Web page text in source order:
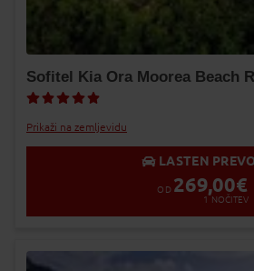
Sofitel Kia Ora Moorea Beach
Prikaži na zemljevidu
LASTEN
OD 269,00€
1 NOČITEV